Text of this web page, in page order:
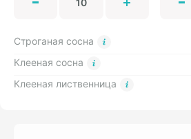
Строганая сосна
Клееная сосна
Клееная лиственница